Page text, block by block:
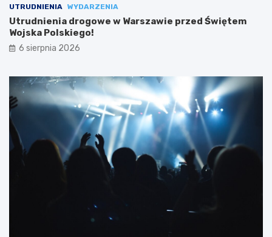
UTRUDNIENIA WYDARZENIA
Utrudnienia drogowe w Warszawie przed Świętem
Wojska Polskiego!
6 sierpnia 2026